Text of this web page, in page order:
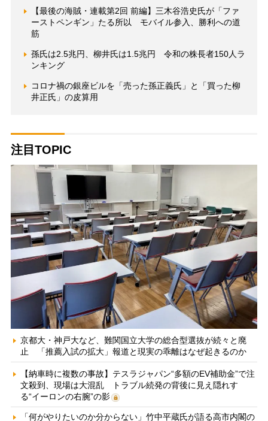
【最後の海賊・連載第2回 前編】三木谷浩史氏が「ファ
ーストペンギン」たる所以 モバイル参入、勝利への道
筋
孫氏は2.5兆円、柳井氏は1.5兆円 令和の株長者150人ラ
ンキング
コロナ禍の銀座ビルを「売った孫正義氏」と「買った柳
井正氏」の皮算用
注目TOPIC
京都大・神戸大など、難関国立大学の総合型選抜が続々と廃
止 「推薦入試の拡大」報道と現実の乖離はなぜ起きるのか
【納車時に複数の事故】テスラジャパン“多額のEV補助金”で注
文殺到、現場は大混乱 トラブル続発の背後に見え隠れす
る“イーロンの右腕”の影
「何がやりたいのか分からない」竹中平蔵氏が語る高市内閣の